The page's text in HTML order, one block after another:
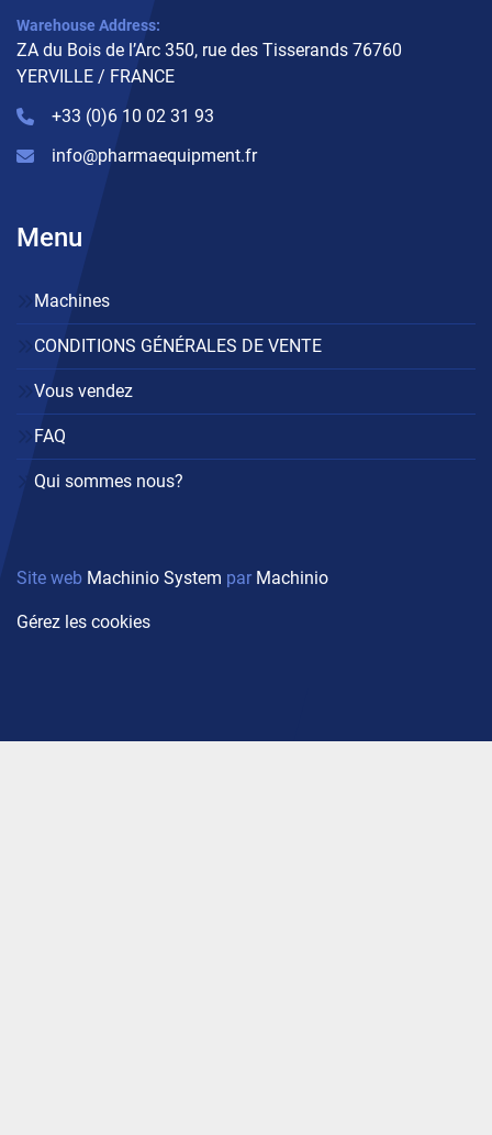
Warehouse Address:
ZA du Bois de l’Arc 350, rue des Tisserands 76760
YERVILLE / FRANCE
+33 (0)6 10 02 31 93
info@pharmaequipment.fr
Menu
Machines
CONDITIONS GÉNÉRALES DE VENTE
Vous vendez
FAQ
Qui sommes nous?
Site web Machinio System par Machinio
Gérez les cookies